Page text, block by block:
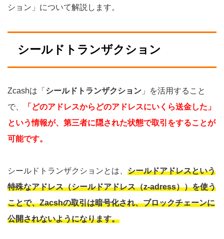
ション」について解説します。
シールドトランザクション
Zcashは「 シールドトランザクション 」を活用すること
で、
「どのアドレスからどのアドレスにいくら送金した」
という情報が、第三者に隠された状態で取引をすることが
可能です。
シールドトランザクションとは、 シールドアドレスという
特殊なアドレス（シールドアドレス（z-adress））を使う
ことで、Zacshの取引は暗号化され、ブロックチェーンに
公開されないようになります。